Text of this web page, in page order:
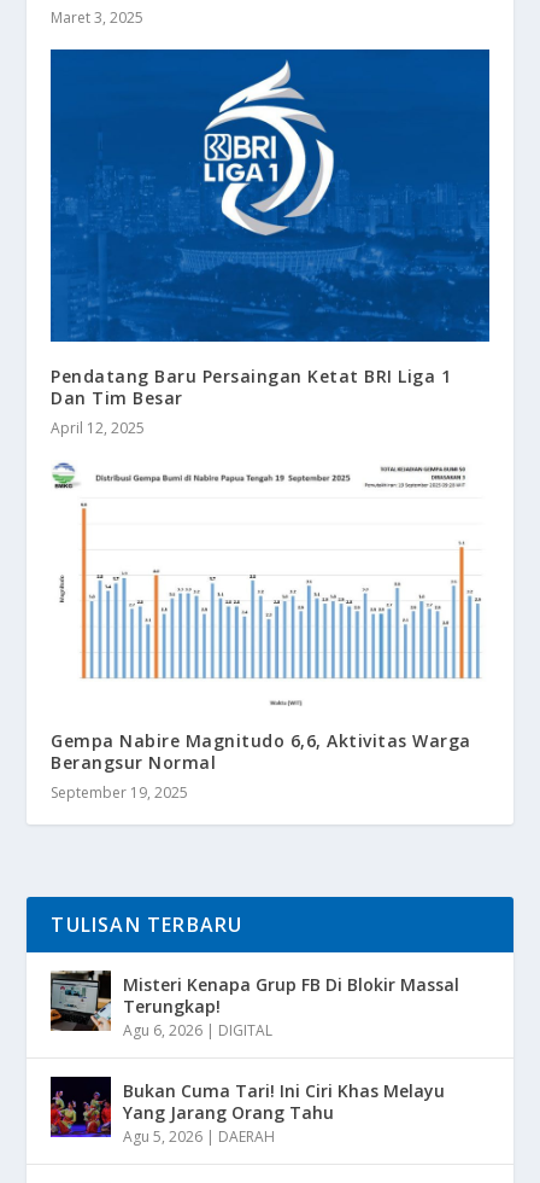
Maret 3, 2025
Pendatang Baru Persaingan Ketat BRI Liga 1
Dan Tim Besar
April 12, 2025
Gempa Nabire Magnitudo 6,6, Aktivitas Warga
Berangsur Normal
September 19, 2025
TULISAN TERBARU
Misteri Kenapa Grup FB Di Blokir Massal
Terungkap!
Agu 6, 2026 | DIGITAL
Bukan Cuma Tari! Ini Ciri Khas Melayu
Yang Jarang Orang Tahu
Agu 5, 2026 | DAERAH